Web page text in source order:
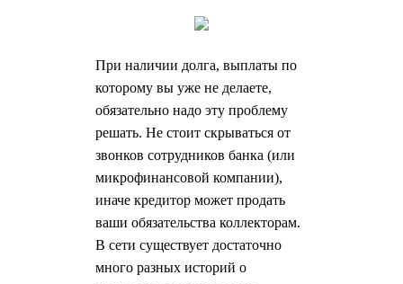
При наличии долга, выплаты по
которому вы уже не делаете,
обязательно надо эту проблему
решать. Не стоит скрываться от
звонков сотрудников банка (или
микрофинансовой компании),
иначе кредитор может продать
ваши обязательства коллекторам.
В сети существует достаточно
много разных историй о